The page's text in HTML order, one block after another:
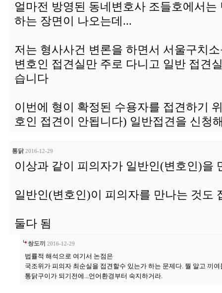
얼마전 방영된 동네변호사 조들호에서
하는 장면이 나오는데...
저는 형사사건 변론을 하면서 서울구치
변호인 접견실만 주로 다니고 일반 접견
습니다
이번에 형이 확정된 수용자를 접견하기
호인 접견이 안됩니다) 일반접견을 신청
통닭 2016-12-29
이상과 같이 피의자가 일반인(변호인)을
일반인(변호인)이 피의자를 만나는 것도
둘다 됨
쌍도끼 2016-12-29
법률적 해석으로 여기서 논점은
국조위가 피의자 최순실을 접견할수 있는가 하는 문제다. 뭘 알고 끼여
통닭구이가 되기전에...언어환경부터 숙지하거라.